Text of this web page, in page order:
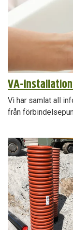
VA-
Vi har samlat all
från